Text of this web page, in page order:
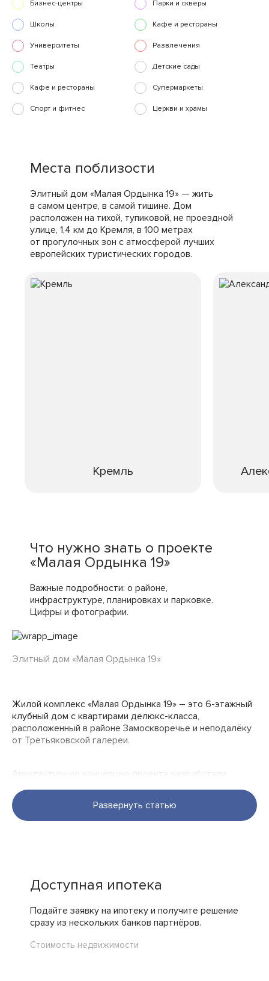
Бизнес-центры Парки и скверы
Школы Кафе и рестораны
Университеты Развлечения
Театры Детские сады
Кафе и рестораны Супермаркеты
Спорт и фитнес Церкви и храмы
Места поблизости
Элитный дом «Малая Ордынка 19» — жить
в самом центре, в самой тишине. Дом
расположен на тихой, тупиковой, не проездной
улице, 1,4 км до Кремля, в 100 метрах
от прогулочных зон с атмосферой лучших
европейских туристических городов.
Кремль
Что нужно знать о проекте
«Малая Ордынка 19»
Важные подробности: о районе,
инфраструктуре, планировках и парковке.
Цифры и фотографии.
Элитный дом «Малая Ордынка 19»
Развернуть статью
Жилой комплекс «Малая Ордынка 19» – это 6-этажный
клубный дом с квартирами делюкс-класса,
расположенный в районе Замоскворечье и неподалёку
от Третьяковской галереи.
Архитектурную концепцию проекта разработали
Андреем Романовым. Прямо сейчас в центре Москвы
понемногу строятся их авторские высотные дома
с узнаваемыми эркерами и стеклянными фасадами.
Доступная ипотека
Подайте заявку на ипотеку и получите решение
сразу из нескольких банков партнёров.
Стоимость недвижимости